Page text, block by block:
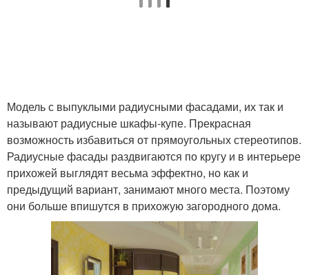
Модель с выпуклыми радиусными фасадами, их так и
называют радиусные шкафы-купе. Прекрасная
возможность избавиться от прямоугольных стереотипов.
Радиусные фасады раздвигаются по кругу и в интерьере
прихожей выглядят весьма эффектно, но как и
предыдущий вариант, занимают много места. Поэтому
они больше впишутся в прихожую загородного дома.